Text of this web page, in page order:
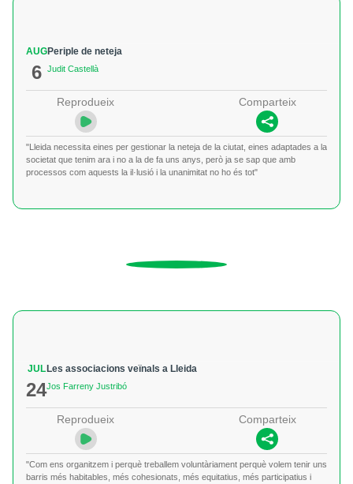
AUG
6
Periple de neteja
Judit Castellà
Reprodueix Comparteix
"Lleida necessita eines per gestionar la neteja de la ciutat, eines adaptades a la
societat que tenim ara i no a la de fa uns anys, però ja se sap que amb
processos com aquests la il·lusió i la unanimitat no ho és tot"
JUL
24
Les associacions veïnals a Lleida
Jos Farreny Justribó
Reprodueix Comparteix
"Com ens organitzem i perquè treballem voluntàriament perquè volem tenir uns
barris més habitables, més cohesionats, més equitatius, més participatius i